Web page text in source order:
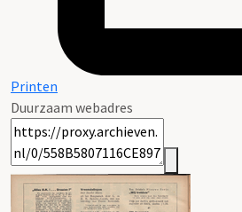
Printen
Duurzaam webadres